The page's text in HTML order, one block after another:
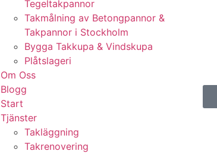
Tegeltakpannor
Takmålning av Betongpannor &
Takpannor i Stockholm
Bygga Takkupa & Vindskupa
Plåtslageri
Om Oss
Blogg
Start
Tjänster
Takläggning
Takrenovering